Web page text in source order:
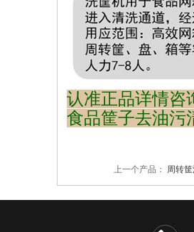
认准正品详情咨
食品筐子去油污
上一个产品： 周转